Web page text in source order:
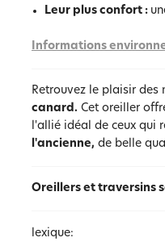
Leur plus confort :
Informations
Retrouvez le plaisir des
canard. Cet oreiller
l'allié idéal de ceux qui
l'ancienne, de belle
Oreillers et traversins
lexique: